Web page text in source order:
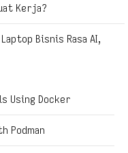
Kerja?
Bisnis Rasa AI,
Using Docker
Podman